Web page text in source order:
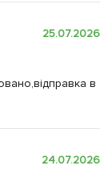
25.07.2026
в
24.07.2026